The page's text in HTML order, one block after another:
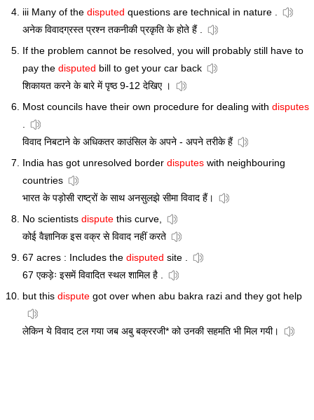
iii Many of the disputed questions are technical in nature .
अनेक विवादग्रस्त प्रश्न तकनीकी प्रकृति के होते हैं .
If the problem cannot be resolved, you will probably still have to
pay the disputed bill to get your car back
शिकायत करने के बारे में पृष्ठ 9-12 देखिए ।
Most councils have their own procedure for dealing with disputes
.
विवाद निबटाने के अधिकतर काउंसिल के अपने - अपने तरीके हैं
India has got unresolved border disputes with neighbouring
countries
भारत के पड़ोसी राष्ट्रों के साथ अनसुलझे सीमा विवाद हैं।
No scientists dispute this curve,
कोई वैज्ञानिक इस वक्र से विवाद नहीं करते
67 acres : Includes the disputed site .
67 एकड़ेः इसमें विवादित स्थल शामिल है .
but this dispute got over when abu bakra razi and they got help
लेकिन ये विवाद टल गया जब अबु बक्ररजी* को उनकी सहमति भी मिल गयी।